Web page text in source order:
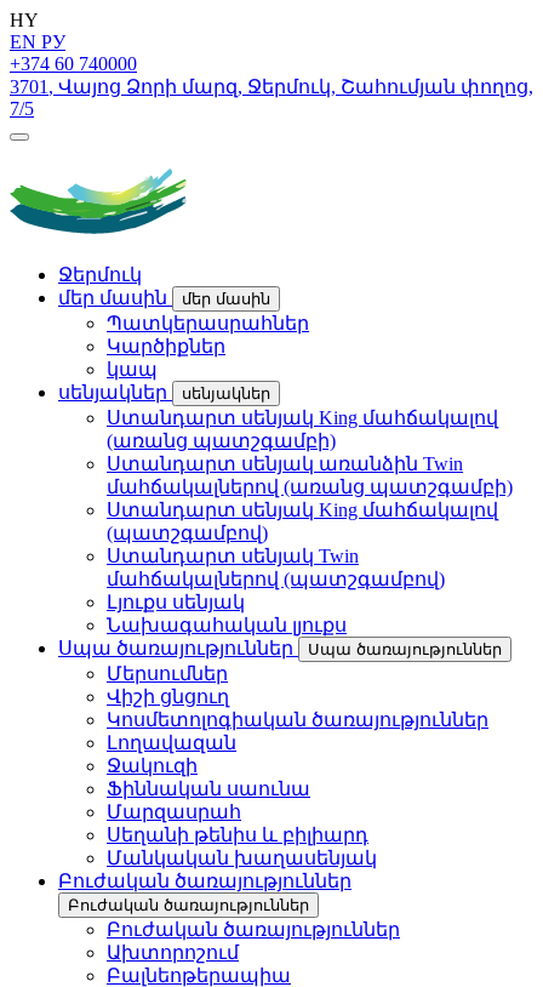
HY
EN РУ
+374 60 740000
3701 , Վայոց Ձորի մարզ, Ջերմուկ, Շահումյան փողոց,
7/5
Ջերմուկ
մեր մասին
մեր մասին
Պատկերասրահներ
Կարծիքներ
կապ
սենյակներ
սենյակներ
Ստանդարտ սենյակ King մահճակալով
(առանց պատշգամբի)
Ստանդարտ սենյակ առանձին Twin
մահճակալներով (առանց պատշգամբի)
Ստանդարտ սենյակ King մահճակալով
(պատշգամբով)
Ստանդարտ սենյակ Twin
մահճակալներով (պատշգամբով)
Լյուքս սենյակ
Նախագահական լյուքս
Սպա ծառայություններ
Սպա ծառայություններ
Մերսումներ
Վիշի ցնցուղ
Կոսմետոլոգիական ծառայություններ
Լողավազան
Ջակուզի
Ֆիննական սաունա
Մարզասրահ
Սեղանի թենիս և բիլիարդ
Մանկական խաղասենյակ
Բուժական ծառայություններ
Բուժական ծառայություններ
Բուժական ծառայություններ
Ախտորոշում
Բալնեոթերապիա